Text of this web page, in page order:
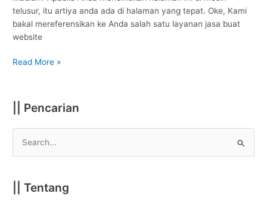
telusur, itu artiya anda ada di halaman yang tepat. Oke, Kami
bakal mereferensikan ke Anda salah satu layanan jasa buat
website
Read More »
|| Pencarian
r || Tentang